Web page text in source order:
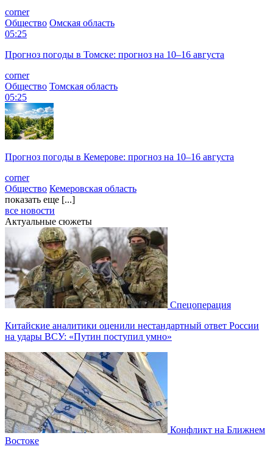
corner
Общество Омская область
05:25
Прогноз погоды в Томске: прогноз на 10–16 августа
corner
Общество Томская область
05:25
Прогноз погоды в Кемерове: прогноз на 10–16 августа
corner
Общество Кемеровская область
показать еще [...]
все новости
Актуальные сюжеты
Спецоперация
Китайские аналитики оценили нестандартный ответ России
на удары ВСУ: «Путин поступил умно»
Конфликт на Ближнем
Востоке